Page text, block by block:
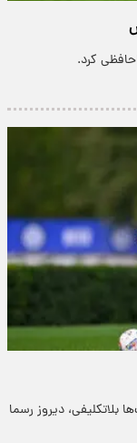
کرد.
دیروز رسما